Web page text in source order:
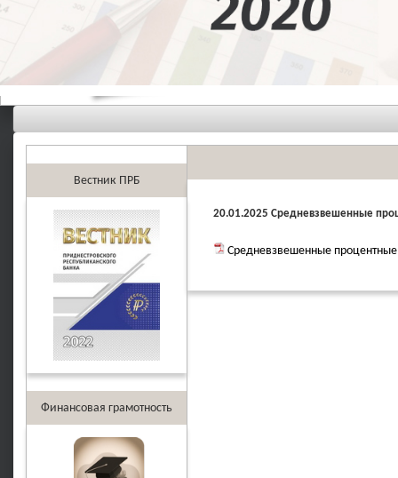
Вестник ПРБ
Финансовая грамотность
20.01.2025 Средневзвешенные
Средневзвешенные